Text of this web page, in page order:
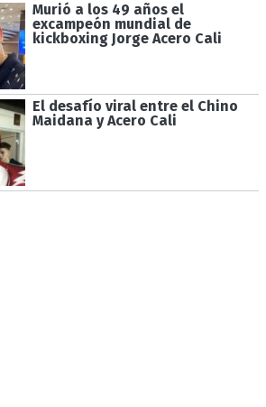
Murió a los 49 años el
excampeón mundial de
kickboxing Jorge Acero Cali
El desafío viral entre el Chino
Maidana y Acero Cali